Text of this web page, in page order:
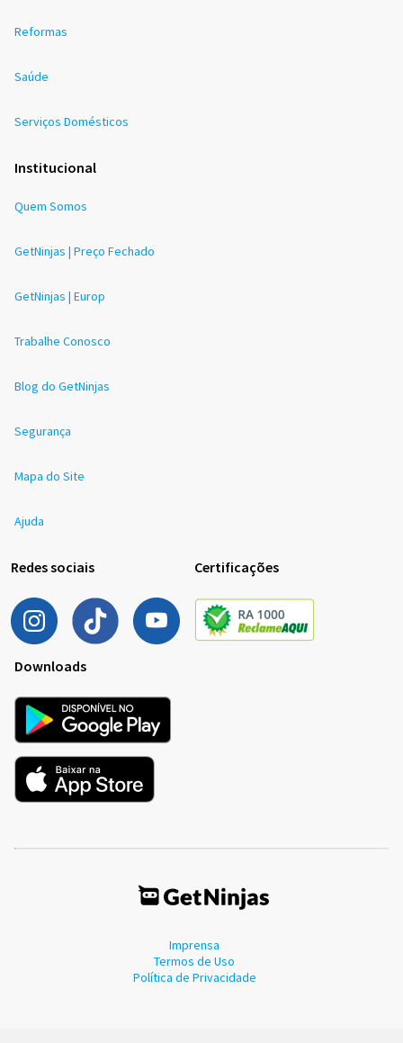
Reformas
Saúde
Serviços Domésticos
Institucional
Quem Somos
GetNinjas | Preço Fechado
GetNinjas | Europ
Trabalhe Conosco
Blog do GetNinjas
Segurança
Mapa do Site
Ajuda
Redes sociais Certificações
Downloads
Imprensa
Termos de Uso
Política de Privacidade